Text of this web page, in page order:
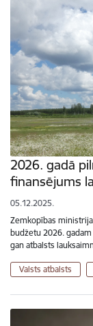
2026. gadā
finansējums
05.12.2025.
Zemkopības
budžetu 2026.
gan atbalsts
Valsts atbalsts